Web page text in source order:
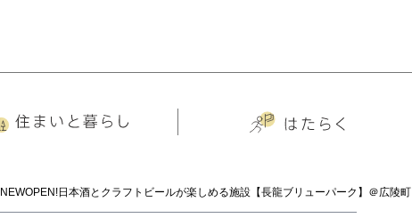
NEWOPEN!日本酒とクラフトビールが楽しめる施設【長龍ブリューパーク】＠広陵町